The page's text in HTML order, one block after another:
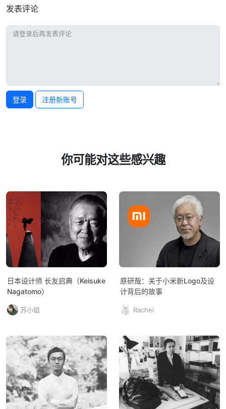
发表评论
登录 注册新账号
你可能对这些感兴趣
日本设计师 长友启典（Keisuke
Nagatomo）
苏小姐
原研哉：关于小米新Logo及设
计背后的故事
Rachel